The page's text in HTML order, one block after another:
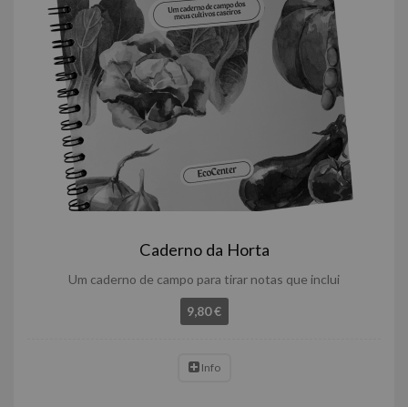
Caderno da Horta
Um caderno de campo para tirar notas que inclui
9,80 €
Info